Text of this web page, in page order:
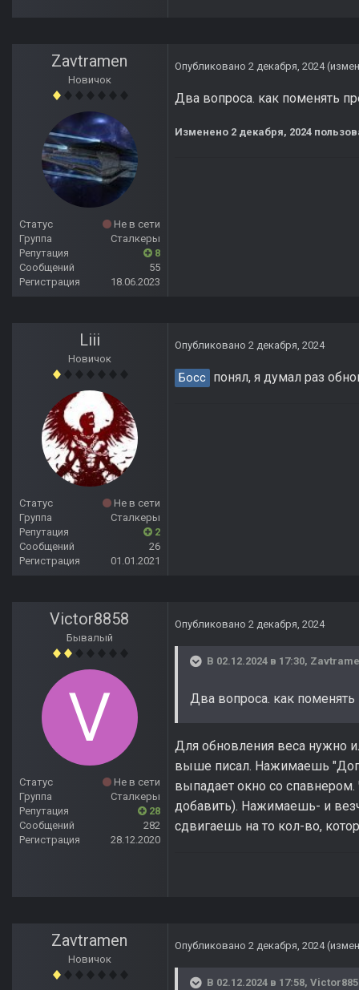
Zavtramen
Новичок
Статус
Не в сети
Группа
Сталкеры
Репутация
8
Сообщений
55
Регистрация
18.06.2023
Опубликовано 2 декабря, 2024
Два вопроса. как поменять
Изменено 2 декабря, 2024
Liii
Новичок
Статус
Не в сети
Группа
Сталкеры
Репутация
2
Сообщений
26
Регистрация
01.01.2021
Опубликовано 2 декабря, 2024
Босс понял, я думал раз
Victor8858
Бывалый
Статус
Не в сети
Группа
Сталкеры
Репутация
28
Сообщений
282
Регистрация
28.12.2020
Опубликовано 2 декабря, 2024
В 02.12.2024 в 17:30,
Два вопроса. как поменять
Для обновления веса нужно
выше писал. Нажимаешь
выпадает окно со
добавить). Нажимаешь- и
сдвигаешь на то кол-во,
Zavtramen
Новичок
Опубликовано 2 декабря, 2024
В 02.12.2024 в 17:58,